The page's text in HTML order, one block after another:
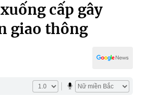
cấp gây
giao thông